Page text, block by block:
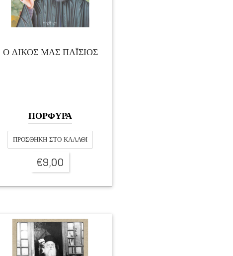
Ο ΔΙΚΟΣ ΜΑΣ ΠΑΪΣΙΟΣ
ΠΟΡΦΥΡΑ
ΠΡΟΣΘΉΚΗ ΣΤΟ ΚΑΛΆΘΙ
€9,00